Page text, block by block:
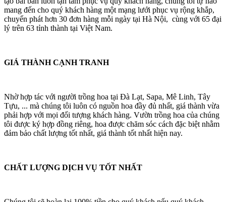
mang đến cho quý khách hàng một mạng lưới phục vụ rộng khắp,
chuyển phát hơn 30 đơn hàng mỗi ngày tại Hà Nội, cùng với 65 đại
lý trên 63 tỉnh thành tại Việt Nam.
GIÁ THÀNH CẠNH TRANH
Nhờ hợp tác với người trồng hoa tại Đà Lạt, Sapa, Mê Linh, Tây
Tựu, ... mà chúng tôi luôn có nguồn hoa đầy đủ nhất, giá thành vừa
phải hợp với mọi đối tượng khách hàng. Vườn trồng hoa của chúng
tôi được ký hợp đồng riêng, hoa được chăm sóc cách đặc biệt nhằm
đảm bảo chất lượng tốt nhất, giá thành tốt nhất hiện nay.
CHẤT LƯỢNG DỊCH VỤ TỐT NHẤT